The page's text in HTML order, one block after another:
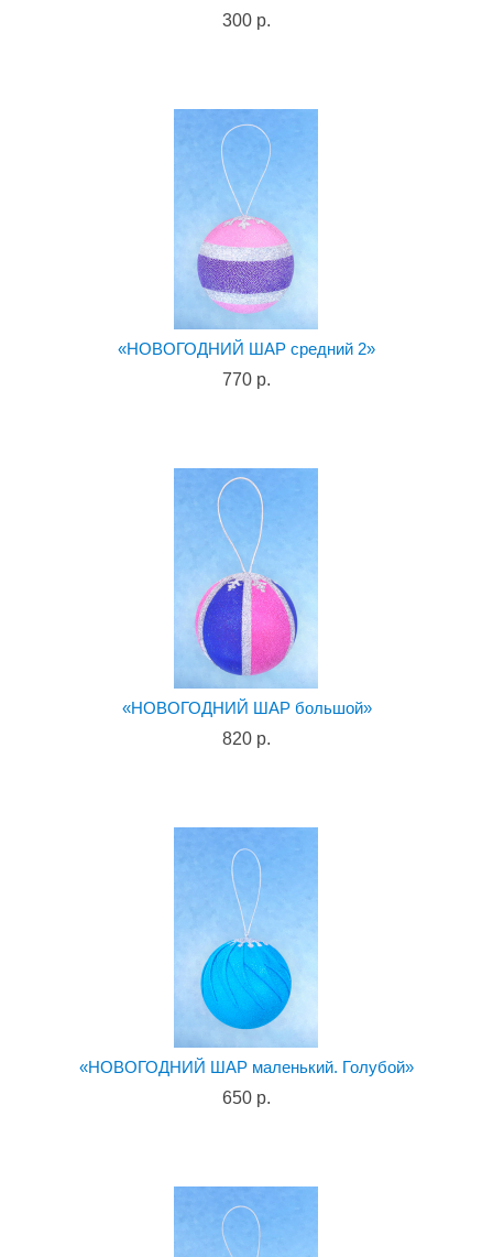
300 р.
«НОВОГОДНИЙ ШАР средний 2»
770 р.
«НОВОГОДНИЙ ШАР большой»
820 р.
«НОВОГОДНИЙ ШАР маленький. Голубой»
650 р.